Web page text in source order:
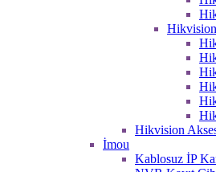
Hikvision
İmou
Kablosuz İP